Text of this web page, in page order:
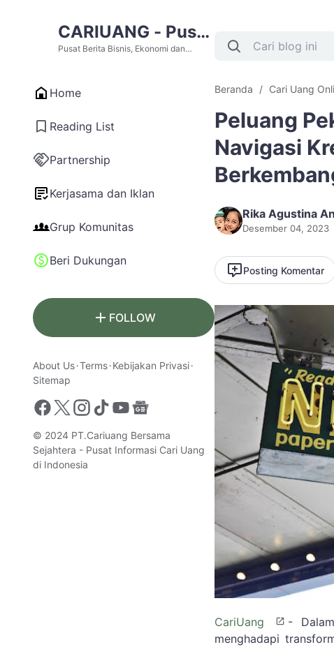
CARIUANG - Pusat
Berita Bisnis,
Uang Terupdate
Hari Ini
Pusat Berita Bisnis, Ekonomi dan
Home
Reading List
Partnership
Kerjasama dan Iklan
Grup Komunitas
Beri Dukungan
FOLLOW
About Us Terms Kebijakan Privasi
Sitemap
© 2024 PT.Cariuang Bersama
Sejahtera - Pusat Informasi Cari Uang
di Indonesia
Beranda Cari Uang
Peluang
Navigasi
Rika Agustina
Desember 04, 2023
Posting Komentar
CariUang
-
menghadapi